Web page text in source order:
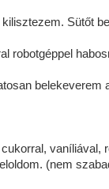
Sütőt
robotgéppel
belekeverem
vaníliával,
(nem